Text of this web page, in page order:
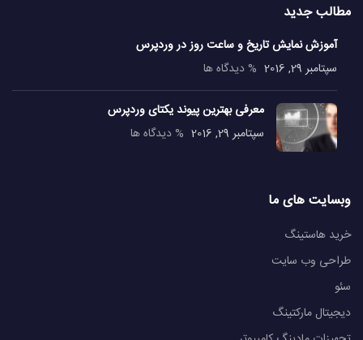
مطالب جدید
آموزش نمایش تاریخ و ساعت روز در وردپرس
سپتامبر 29, 2016
% دیدگاه ها
معرفی بهترین پیوند یکتای وردپرس
سپتامبر 29, 2016
% دیدگاه ها
وبسایت های ما
خرید هاستینگ
طراحی وب سایت
سئو
دیجیتال مارکتینگ